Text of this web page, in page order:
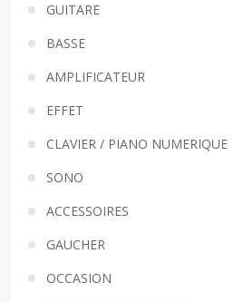
GUITARE
BASSE
AMPLIFICATEUR
EFFET
CLAVIER / PIANO NUMERIQUE
SONO
ACCESSOIRES
GAUCHER
OCCASION